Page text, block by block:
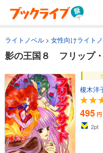
ライトノベル 女性向けライト
影の王国８ フリップ
榎木洋
495
2pt